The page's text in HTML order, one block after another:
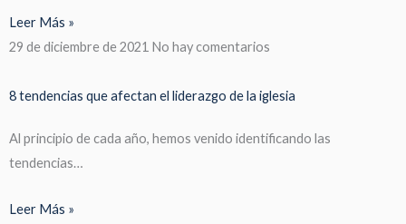
Leer Más »
29 de diciembre de 2021 No hay comentarios
8 tendencias que afectan el liderazgo de la iglesia
Al principio de cada año, hemos venido identificando las
tendencias…
Leer Más »